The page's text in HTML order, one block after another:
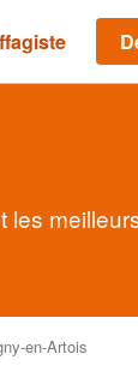
en-Artois